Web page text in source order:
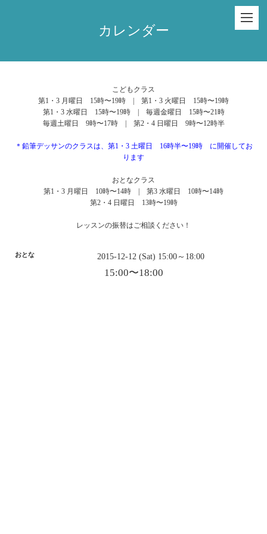
カレンダー
こどもクラス
第1・3 月曜日 15時〜19時 | 第1・3 火曜日 15時〜19時
第1・3 水曜日 15時〜19時 | 毎週金曜日 15時〜21時
毎週土曜日 9時〜17時 | 第2・4 日曜日 9時〜12時半
＊鉛筆デッサンのクラスは、第1・3 土曜日 16時半〜19時 に開催してお
ります
おとなクラス
第1・3 月曜日 10時〜14時 | 第3 水曜日 10時〜14時
第2・4 日曜日 13時〜19時
レッスンの振替はご相談ください！
おとな 2015-12-12 (Sat) 15:00～18:00
15:00〜18:00